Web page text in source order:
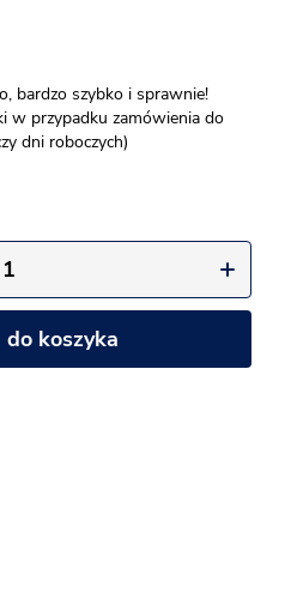
bardzo szybko i sprawnie!
w przypadku zamówienia do
dni roboczych)
do koszyka